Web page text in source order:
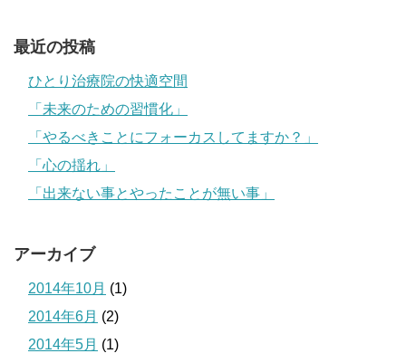
最近の投稿
ひとり治療院の快適空間
「未来のための習慣化」
「やるべきことにフォーカスしてますか？」
「心の揺れ」
「出来ない事とやったことが無い事」
アーカイブ
2014年10月 (1)
2014年6月 (2)
2014年5月 (1)